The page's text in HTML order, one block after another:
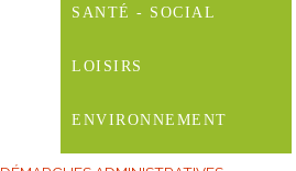
SANTÉ - SOCIAL
LOISIRS
ENVIRONNEMENT